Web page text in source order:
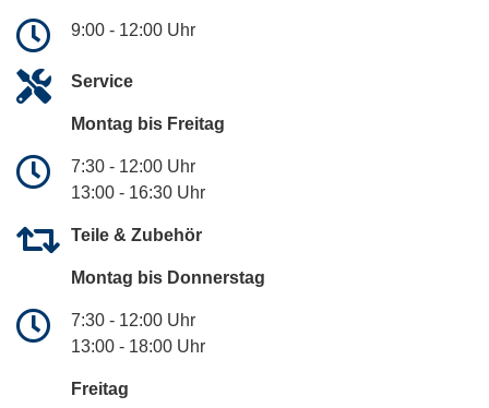
9:00 - 12:00 Uhr
Service
Montag bis Freitag
7:30 - 12:00 Uhr
13:00 - 16:30 Uhr
Teile & Zubehör
Montag bis Donnerstag
7:30 - 12:00 Uhr
13:00 - 18:00 Uhr
Freitag